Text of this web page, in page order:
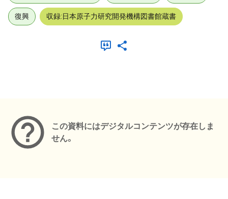
復興 収録:日本原子力研究開発機構図書館蔵書
この資料にはデジタルコンテンツが存在しま
せん。